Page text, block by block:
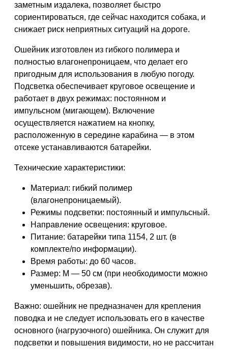
заметным издалека, позволяет быстро
сориентироваться, где сейчас находится собака, и
снижает риск неприятных ситуаций на дороге.
Ошейник изготовлен из гибкого полимера и
полностью влагонепроницаем, что делает его
пригодным для использования в любую погоду.
Подсветка обеспечивает круговое освещение и
работает в двух режимах: постоянном и
импульсном (мигающем). Включение
осуществляется нажатием на кнопку,
расположенную в середине карабина — в этом
отсеке устанавливаются батарейки.
Технические характеристики:
Материал: гибкий полимер
(влагонепроницаемый).
Режимы подсветки: постоянный и импульсный.
Направление освещения: круговое.
Питание: батарейки типа 1154, 2 шт. (в
комплекте/по информации).
Время работы: до 60 часов.
Размер: M — 50 см (при необходимости можно
уменьшить, обрезав).
Важно: ошейник не предназначен для крепления
поводка и не следует использовать его в качестве
основного (нагрузочного) ошейника. Он служит для
подсветки и повышения видимости, но не рассчитан